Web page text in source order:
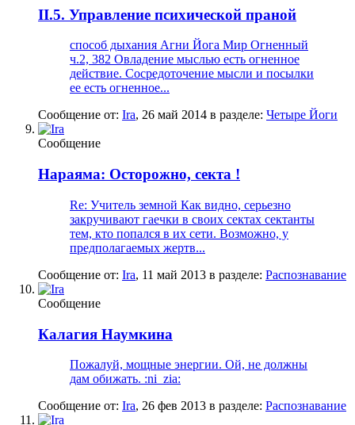
II.5. Управление психической праной
способ дыхания Агни Йога Мир Огненный
ч.2, 382 Овладение мыслью есть огненное
действие. Сосредоточение мысли и посылки
ее есть огненное...
Сообщение от: Ira, 26 май 2014 в разделе: Четыре Йоги
Сообщение
Нараяма: Осторожно, секта !
Re: Учитель земной Как видно, серьезно
закручивают гаечки в своих сектах сектанты
тем, кто попался в их сети. Возможно, у
предполагаемых жертв...
Сообщение от: Ira, 11 май 2013 в разделе: Распознавание
Сообщение
Калагия Наумкина
Пожалуй, мощные энергии. Ой, не должны
дам обижать. :ni_zia:
Сообщение от: Ira, 26 фев 2013 в разделе: Распознавание